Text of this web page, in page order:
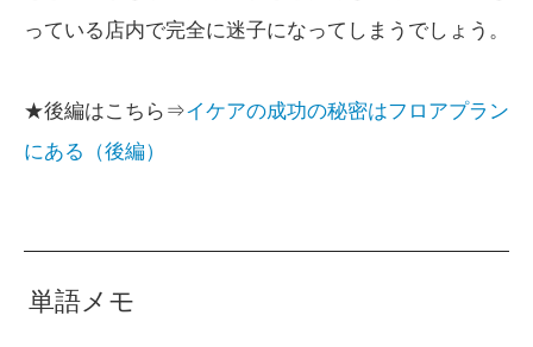
っている店内で完全に迷子になってしまうでしょう。
★後編はこちら⇒イケアの成功の秘密はフロアプラン
にある（後編）
単語メモ